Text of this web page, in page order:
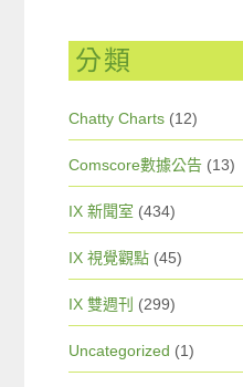
分類
Chatty Charts (12)
Comscore數據公告 (13)
IX 新聞室 (434)
IX 視覺觀點 (45)
IX 雙週刊 (299)
Uncategorized (1)